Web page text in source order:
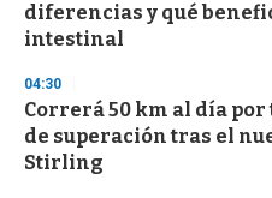
diferencias y qué
intestinal
04:30
Correrá 50 km al día
de superación tras el
Stirling